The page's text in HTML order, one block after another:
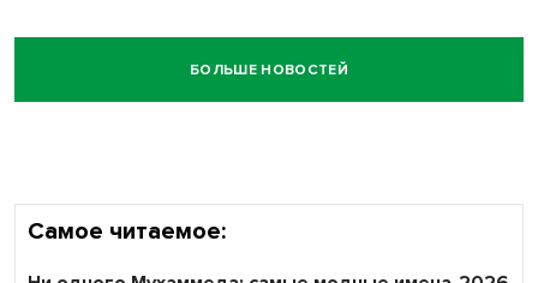
БОЛЬШЕ НОВОСТЕЙ
Самое читаемое: